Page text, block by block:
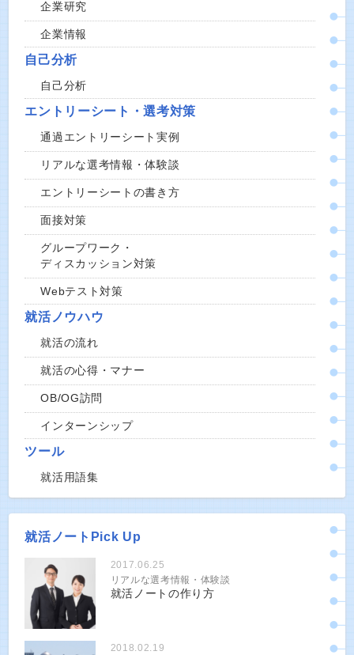
企業研究
企業情報
自己分析
自己分析
エントリーシート・選考対策
通過エントリーシート実例
リアルな選考情報・体験談
エントリーシートの書き方
面接対策
グループワーク・
ディスカッション対策
Webテスト対策
就活ノウハウ
就活の流れ
就活の心得・マナー
OB/OG訪問
インターンシップ
ツール
就活用語集
就活ノートPick Up
2017.06.25
リアルな選考情報・体験談
就活ノートの作り方
2018.02.19